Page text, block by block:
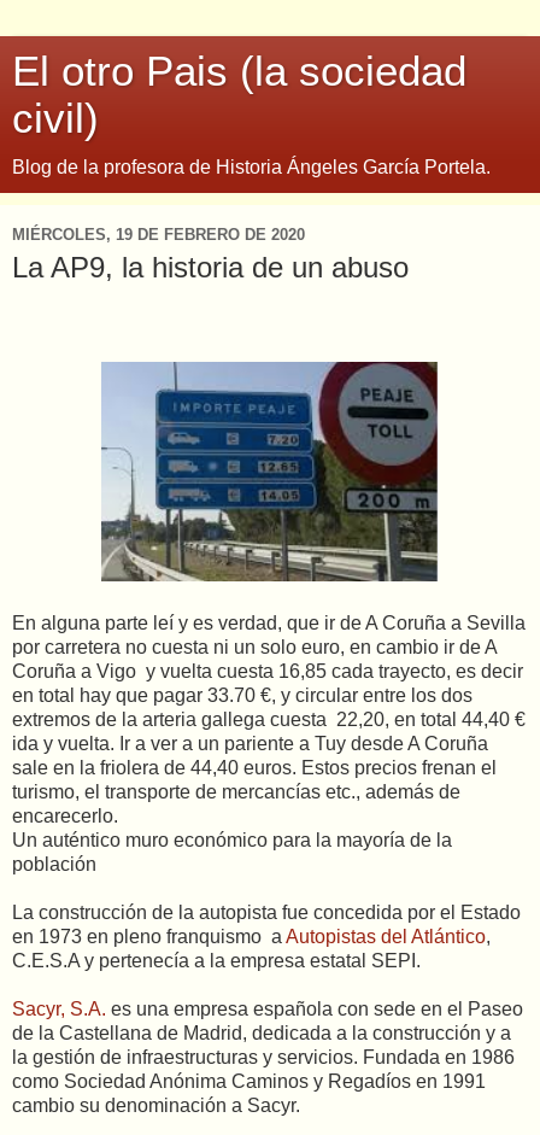
El otro Pais (la sociedad
civil)
Blog de la profesora de Historia Ángeles García Portela.
MIÉRCOLES, 19 DE FEBRERO DE 2020
La AP9, la historia de un abuso
En alguna parte leí y es verdad, que ir de A Coruña a Sevilla
por carretera no cuesta ni un solo euro, en cambio ir de A
Coruña a Vigo y vuelta cuesta 16,85 cada trayecto, es decir
en total hay que pagar 33.70 €, y circular entre los dos
extremos de la arteria gallega cuesta 22,20, en total 44,40 €
ida y vuelta. Ir a ver a un pariente a Tuy desde A Coruña
sale en la friolera de 44,40 euros. Estos precios frenan el
turismo, el transporte de mercancías etc., además de
encarecerlo.
Un auténtico muro económico para la mayoría de la
población
La construcción de la autopista fue concedida por el Estado
en 1973 en pleno franquismo a Autopistas del Atlántico,
C.E.S.A y pertenecía a la empresa estatal SEPI.
Sacyr, S.A. es una empresa española con sede en el Paseo
de la Castellana de Madrid, dedicada a la construcción y a
la gestión de infraestructuras y servicios. Fundada en 1986
como Sociedad Anónima Caminos y Regadíos en 1991
cambio su denominación a Sacyr.